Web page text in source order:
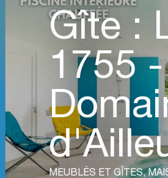
Gîte :
1755
MEUBLÉS ET GÎTES,